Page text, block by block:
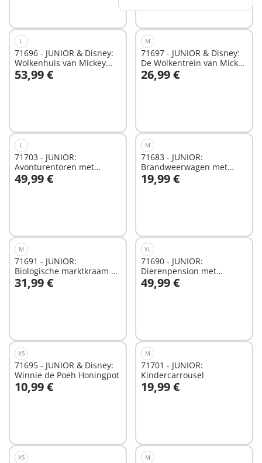
L
71696 - JUNIOR & Disney:
Wolkenhuis van Mickey
Mouse en Minnie Mouse
53,99 €
In winkelwagen
M
71697 - JUNIOR & Disney:
De Wolkentrein van Mickey
Mouse & Minnie Mouse
26,99 €
In winkelwagen
L
71703 - JUNIOR:
Avonturentoren met
ijscobooth
49,99 €
In winkelwagen
M
71683 - JUNIOR:
Brandweerwagen met
ladder
19,99 €
In winkelwagen
M
71691 - JUNIOR:
Biologische marktkraam &
heftruck
31,99 €
In winkelwagen
XL
71690 - JUNIOR:
Dierenpension met
voerautomaat
49,99 €
In winkelwagen
XS
71695 - JUNIOR & Disney:
Winnie de Poeh Honingpot
10,99 €
In winkelwagen
M
71701 - JUNIOR:
Kindercarrousel
19,99 €
In winkelwagen
XS M